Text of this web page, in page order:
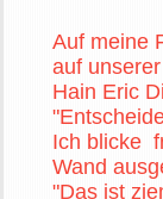
Auf meine
auf
Hain Eric
Ich blicke
Wand
"Das ist